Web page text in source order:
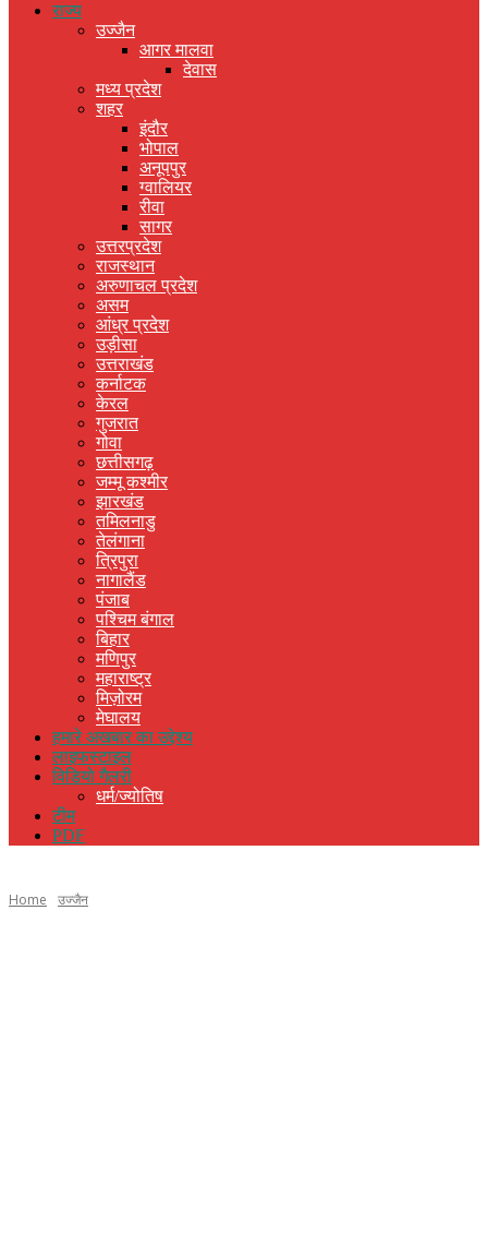
राज्य
उज्जैन
आगर मालवा
देवास
मध्य प्रदेश
शहर
इंदौर
भोपाल
अनूपपुर
ग्वालियर
रीवा
सागर
उत्तरप्रदेश
राजस्थान
अरुणाचल प्रदेश
असम
आंध्र प्रदेश
उड़ीसा
उत्तराखंड
कर्नाटक
केरल
गुजरात
गोवा
छत्तीसगढ़
जम्मू कश्मीर
झारखंड
तमिलनाडु
तेलंगाना
त्रिपुरा
नागालैंड
पंजाब
पश्चिम बंगाल
बिहार
मणिपुर
महाराष्ट्र
मिज़ोरम
मेघालय
हमारे अखबार का उद्देश्य
लाइफस्टाइल
विडियो गैलरी
धर्म/ज्योतिष
टीम
PDF
Home उज्जैन